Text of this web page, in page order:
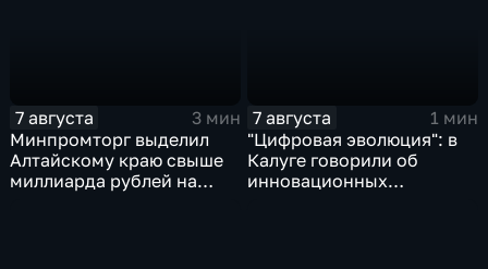
7 августа
3 мин
Минпромторг выделил
Алтайскому краю свыше
миллиарда рублей на
7 августа
1 мин
"Цифровая эволюция": в
Калуге говорили об
инновационных